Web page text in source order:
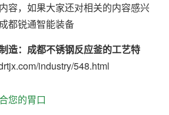
容，如果大家还对相关的内容感兴
都锐通智能装备
造：成都不锈钢反应釜的工艺特
industry/548.html
您的胃口